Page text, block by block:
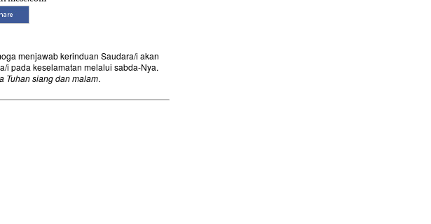
menjawab kerinduan Saudara/i akan
i pada keselamatan melalui sabda-Nya.
Tuhan siang dan malam.